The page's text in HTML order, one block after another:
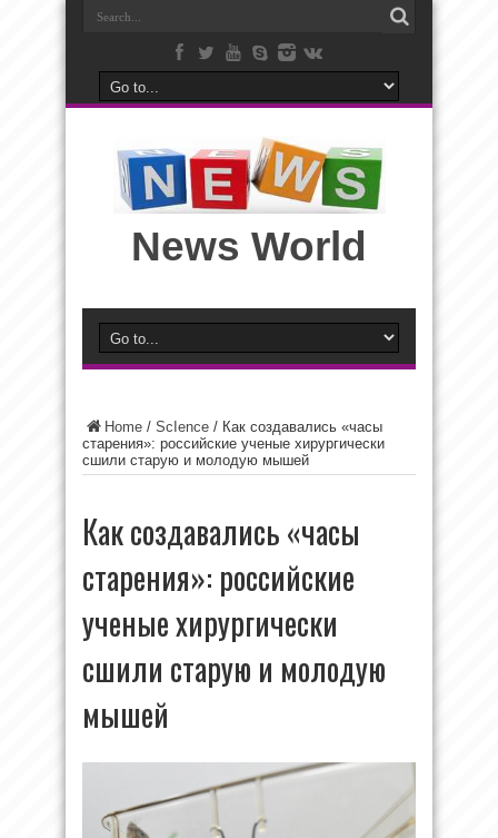
News World
Home / ScIence / Как создавались «часы
старения»: российские ученые хирургически
сшили старую и молодую мышей
Как создавались «часы
старения»: российские
ученые хирургически
сшили старую и молодую
мышей